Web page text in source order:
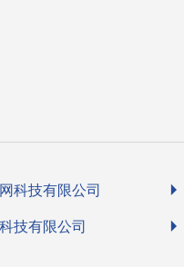
科技有限公司
技有限公司